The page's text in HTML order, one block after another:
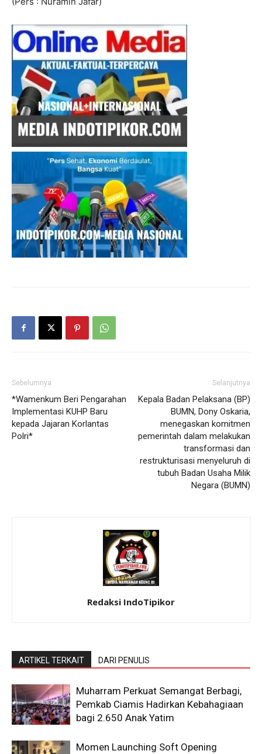
Sebelumnya
*Wamenkum Beri Pengarahan
Implementasi KUHP Baru
kepada Jajaran Korlantas
Polri*
Selanjutnya
Kepala Badan Pelaksana (BP)
BUMN, Dony Oskaria,
menegaskan komitmen
pemerintah dalam melakukan
transformasi dan
restrukturisasi menyeluruh di
tubuh Badan Usaha Milik
Negara (BUMN)
Redaksi IndoTipikor
ARTIKEL TERKAIT DARI PENULIS
Muharram Perkuat Semangat Berbagi,
Pemkab Ciamis Hadirkan Kebahagiaan
bagi 2.650 Anak Yatim
Momen Launching Soft Opening